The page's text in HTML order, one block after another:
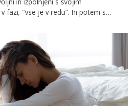
fazi, "vse je v redu". In potem se
da moramo začeti znova,
zavedamo, da samo to ni dovolj,
spremembe in nočemo, da bi
zgodbami.